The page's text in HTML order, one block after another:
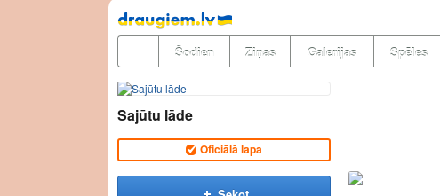
Pāriet
uz
saturu
Šodien Ziņas Galerijas Spēles
Sajūtu lāde
Oficiālā lapa